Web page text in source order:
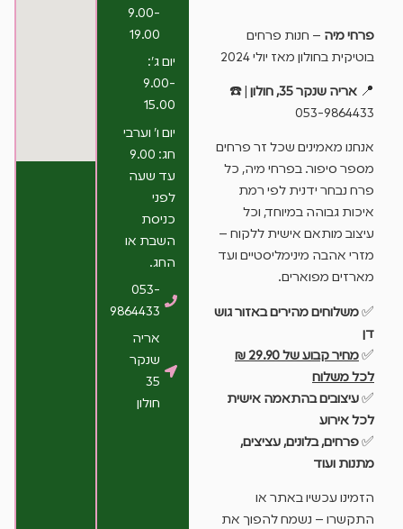
9.00-
19.00
יום ג’:
9.00-
15.00
יום ו’ וערבי
חג: 9.00
עד שעה
לפני
כניסת
השבת או
החג.
053-
9864433
אריה
שנקר
35
חולון
פרחי מיה – חנות פרחים
בוטיקית בחולון מאז יולי 2024
📍 אריה שנקר 35, חולון
| ☎️
053-9864433
אנחנו מאמינים שכל זר פרחים
מספר סיפור. בפרחי מיה, כל
פרח נבחר ידנית לפי רמת
איכות גבוהה במיוחד, וכל
עיצוב מותאם אישית ללקוח –
מזרי אהבה מינימליסטיים ועד
מארזים מפוארים.
✅משלוחים מהירים באזור גוש
דן
✅
מחיר קבוע של 29.90 ₪
לכל משלוח
✅עיצובים בהתאמה אישית
לכל אירוע
✅פרחים, בלונים, עציצים,
מתנות ועוד
הזמינו עכשיו באתר או
התקשרו – נשמח להפוך את